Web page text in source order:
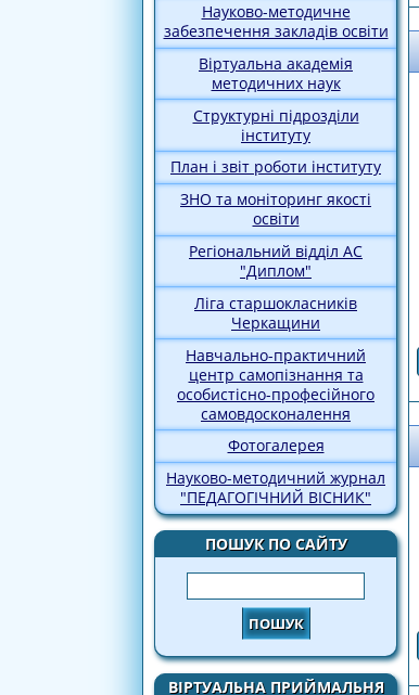
Науково-методичне
забезпечення закладів освіти
Віртуальна академія
методичних наук
Структурні підрозділи
інституту
План і звіт роботи інституту
ЗНО та моніторинг якості
освіти
Регіональний відділ АС
"Диплом"
Ліга старшокласників
Черкащини
Навчально-практичний
центр самопізнання та
особистісно-професійного
самовдосконалення
Фотогалерея
Науково-методичний журнал
"ПЕДАГОГІЧНИЙ ВІСНИК"
ПОШУК ПО САЙТУ
Пошук
ВІРТУАЛЬНА ПРИЙМАЛЬНЯ